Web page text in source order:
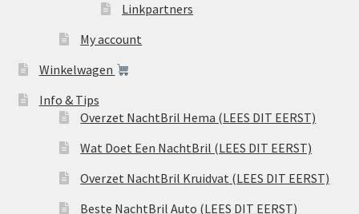
Linkpartners
My account
Winkelwagen
Info & Tips
Overzet NachtBril Hema (LEES DIT EERST)
Wat Doet Een NachtBril (LEES DIT EERST)
Overzet NachtBril Kruidvat (LEES DIT EERST)
Beste NachtBril Auto (LEES DIT EERST)